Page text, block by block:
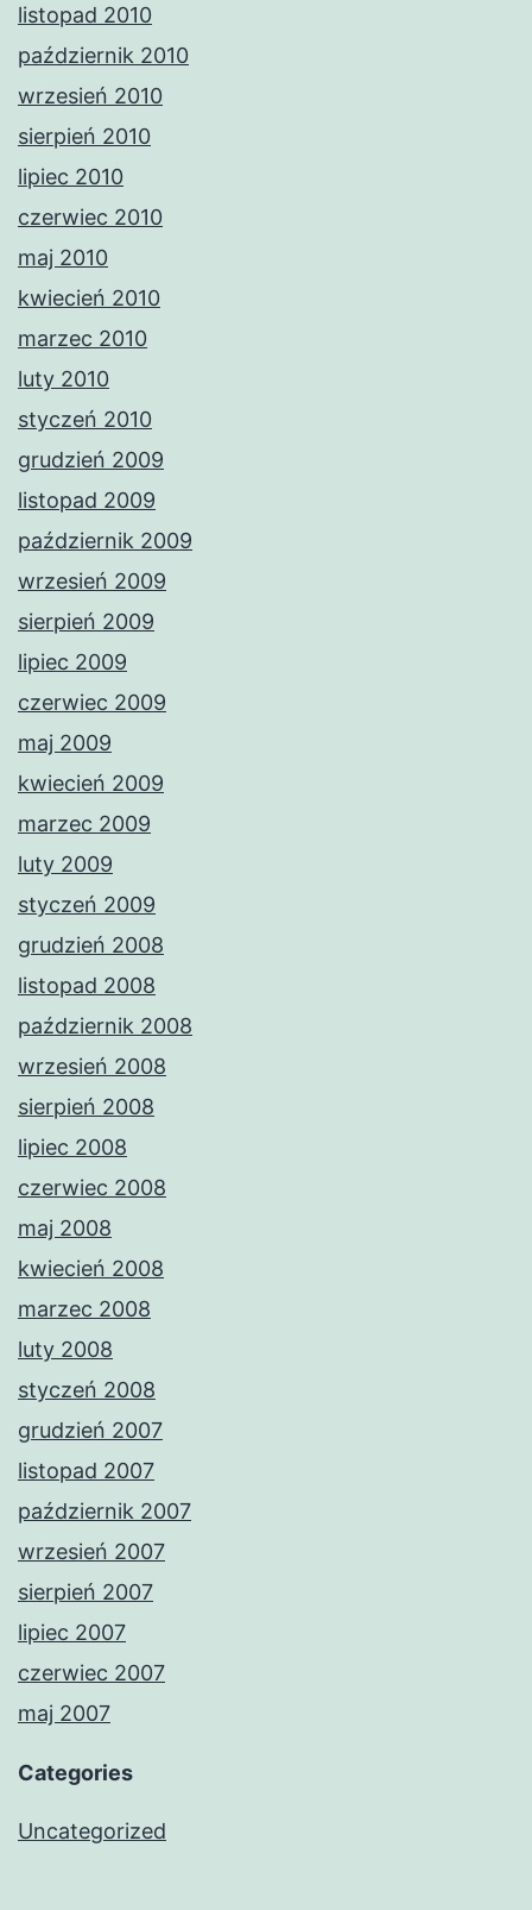
listopad 2010
październik 2010
wrzesień 2010
sierpień 2010
lipiec 2010
czerwiec 2010
maj 2010
kwiecień 2010
marzec 2010
luty 2010
styczeń 2010
grudzień 2009
listopad 2009
październik 2009
wrzesień 2009
sierpień 2009
lipiec 2009
czerwiec 2009
maj 2009
kwiecień 2009
marzec 2009
luty 2009
styczeń 2009
grudzień 2008
listopad 2008
październik 2008
wrzesień 2008
sierpień 2008
lipiec 2008
czerwiec 2008
maj 2008
kwiecień 2008
marzec 2008
luty 2008
styczeń 2008
grudzień 2007
listopad 2007
październik 2007
wrzesień 2007
sierpień 2007
lipiec 2007
czerwiec 2007
maj 2007
Categories
Uncategorized